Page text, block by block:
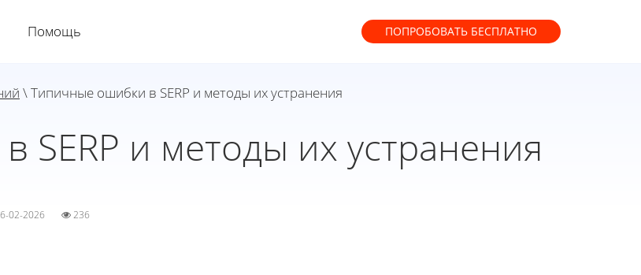
Помощь ПОПРОБОВАТЬ БЕСПЛАТНО
\ Типичные ошибки в SERP и методы их устранения
и методы их устранения
02-2026 236